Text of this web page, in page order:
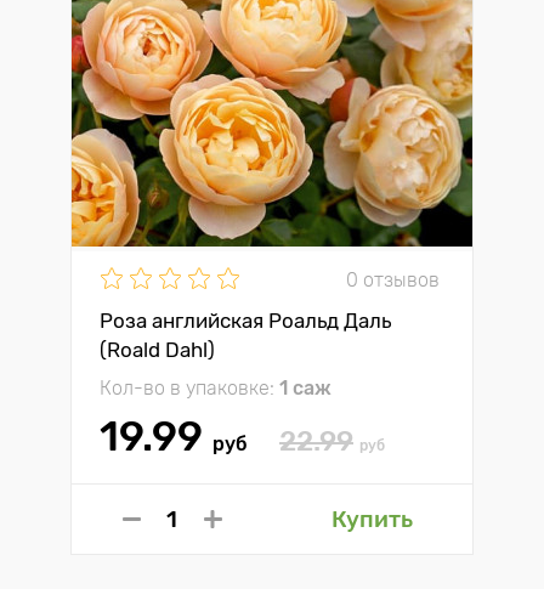
0 отзывов
Роза английская Роальд Даль
(Roald Dahl)
Кол-во в упаковке: 1 саж
19.99 руб 22.99 руб
Купить